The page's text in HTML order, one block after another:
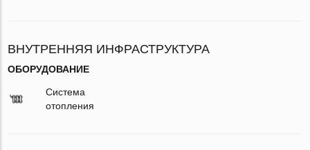
ВНУТРЕННЯЯ ИНФРАСТРУКТУРА
ОБОРУДОВАНИЕ
Система
отопления